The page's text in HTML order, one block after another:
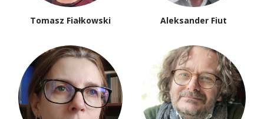
Tomasz Fiałkowski Aleksander Fiut